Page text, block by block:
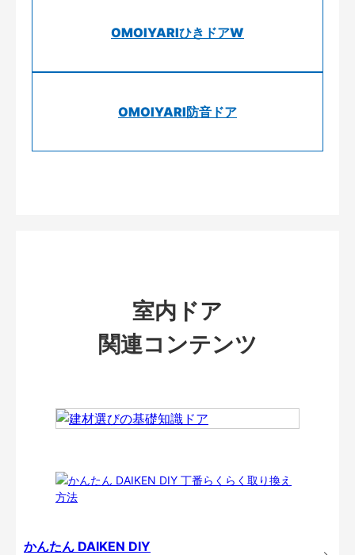
OMOIYARIひきドアW
OMOIYARI防音ドア
室内ドア
関連コンテンツ
かんたん DAIKEN DIY